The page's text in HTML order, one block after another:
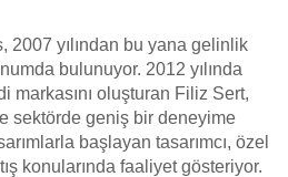
2007 yılından bu yana gelinlik
bulunuyor. 2012 yılında
markasını oluşturan Filiz Sert,
sektörde geniş bir deneyime
başlayan tasarımcı, özel
konularında faaliyet gösteriyor.